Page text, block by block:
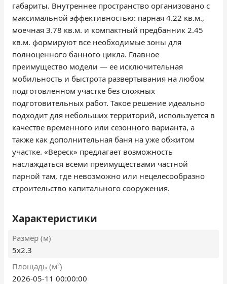
габариты. Внутреннее пространство организовано с
максимальной эффективностью: парная 4.22 кв.м.,
моечная 3.78 кв.м. и компактный предбанник 2.45
кв.м. формируют все необходимые зоны для
полноценного банного цикла. Главное
преимущество модели — ее исключительная
мобильность и быстрота развертывания на любом
подготовленном участке без сложных
подготовительных работ. Такое решение идеально
подходит для небольших территорий, используется в
качестве временного или сезонного варианта, а
также как дополнительная баня на уже обжитом
участке. «Вереск» предлагает возможность
наслаждаться всеми преимуществами частной
парной там, где невозможно или нецелесообразно
строительство капитального сооружения.
Характеристики
Размер (м)
5x2.3
Площадь (м²)
2026-05-11 00:00:00